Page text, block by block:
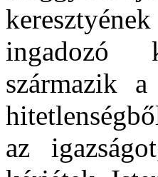
ingadozó
származik
az